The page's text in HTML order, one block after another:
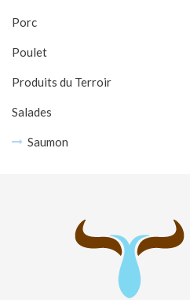
Porc
Poulet
Produits du Terroir
Salades
Saumon